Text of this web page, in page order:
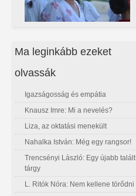
Ma leginkább ezeket
olvassák
Igazságosság és empátia
Knausz Imre: Mi a nevelés?
Liza, az oktatási menekült
Nahalka István: Még egy rangsor!
Trencsényi László: Egy újabb talált
tárgy
L. Ritók Nóra: Nem kellene törődni